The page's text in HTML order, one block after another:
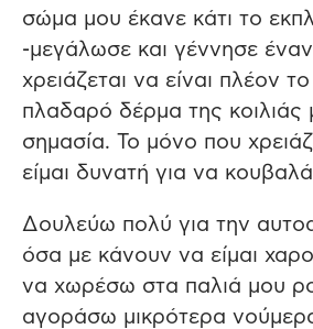
σώμα μου έκανε κάτι το
-μεγάλωσε και γέννησε
χρειάζεται να είναι πλέον το
πλαδαρό δέρμα της κοιλιάς
σημασία. Το μόνο που
είμαι δυνατή για να
Δουλεύω πολύ για την
όσα με κάνουν να είμαι
να χωρέσω στα παλιά μου
αγοράσω μικρότερα